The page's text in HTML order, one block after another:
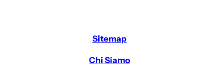
Sitemap
Chi Siamo